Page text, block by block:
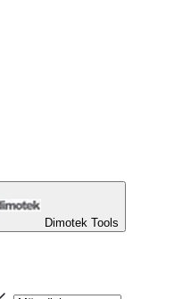
Dimotek Tools